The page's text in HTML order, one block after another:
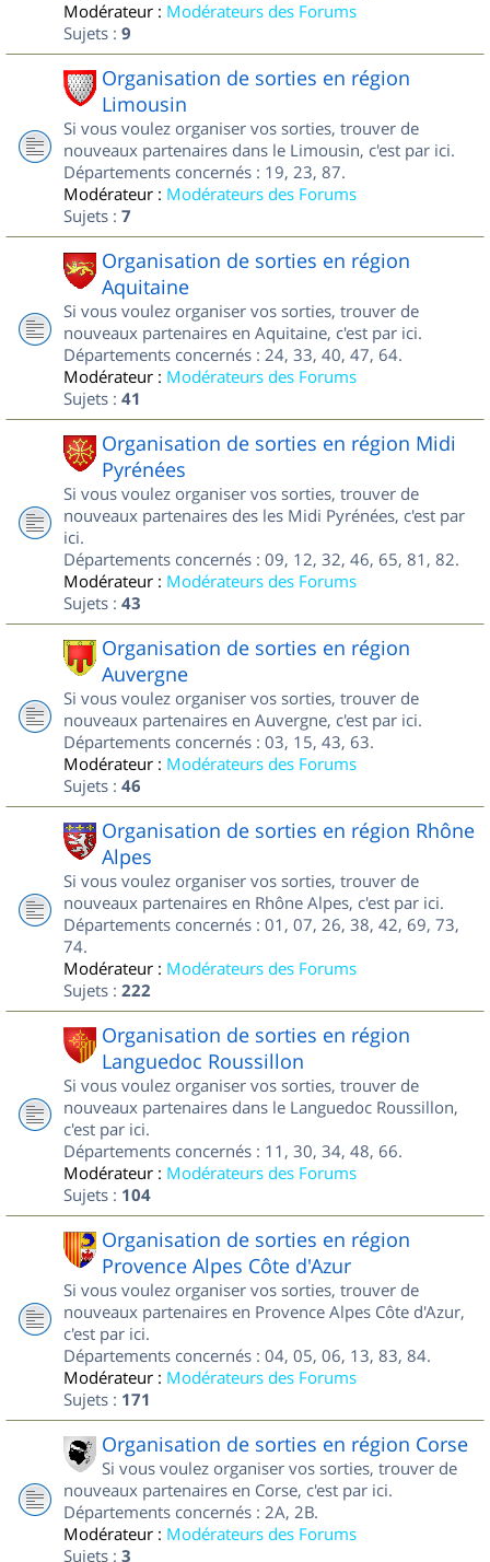
Modérateur : Modérateurs des Forums
Sujets : 9
Organisation de sorties en région
Limousin
Si vous voulez organiser vos sorties, trouver de
nouveaux partenaires dans le Limousin, c'est par ici.
Départements concernés : 19, 23, 87.
Modérateur : Modérateurs des Forums
Sujets : 7
Organisation de sorties en région
Aquitaine
Si vous voulez organiser vos sorties, trouver de
nouveaux partenaires en Aquitaine, c'est par ici.
Départements concernés : 24, 33, 40, 47, 64.
Modérateur : Modérateurs des Forums
Sujets : 41
Organisation de sorties en région Midi
Pyrénées
Si vous voulez organiser vos sorties, trouver de
nouveaux partenaires des les Midi Pyrénées, c'est par
ici.
Départements concernés : 09, 12, 32, 46, 65, 81, 82.
Modérateur : Modérateurs des Forums
Sujets : 43
Organisation de sorties en région
Auvergne
Si vous voulez organiser vos sorties, trouver de
nouveaux partenaires en Auvergne, c'est par ici.
Départements concernés : 03, 15, 43, 63.
Modérateur : Modérateurs des Forums
Sujets : 46
Organisation de sorties en région Rhône
Alpes
Si vous voulez organiser vos sorties, trouver de
nouveaux partenaires en Rhône Alpes, c'est par ici.
Départements concernés : 01, 07, 26, 38, 42, 69, 73,
74.
Modérateur : Modérateurs des Forums
Sujets : 222
Organisation de sorties en région
Languedoc Roussillon
Si vous voulez organiser vos sorties, trouver de
nouveaux partenaires dans le Languedoc Roussillon,
c'est par ici.
Départements concernés : 11, 30, 34, 48, 66.
Modérateur : Modérateurs des Forums
Sujets : 104
Organisation de sorties en région
Provence Alpes Côte d'Azur
Si vous voulez organiser vos sorties, trouver de
nouveaux partenaires en Provence Alpes Côte d'Azur,
c'est par ici.
Départements concernés : 04, 05, 06, 13, 83, 84.
Modérateur : Modérateurs des Forums
Sujets : 171
Organisation de sorties en région Corse
Si vous voulez organiser vos sorties, trouver de
nouveaux partenaires en Corse, c'est par ici.
Départements concernés : 2A, 2B.
Modérateur : Modérateurs des Forums
Sujets : 3